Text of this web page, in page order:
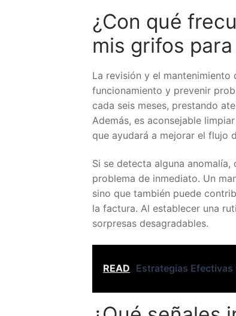
¿Con qué
mis grifos
La revisión y el mantenimiento
funcionamiento y prevenir
cada seis meses, prestando
Además, es aconsejable
que ayudará a mejorar el flujo
Si se detecta alguna
problema de inmediato. Un
sino que también puede
la factura. Al establecer una
sorpresas desagradables.
READ Estrategias Efectivas